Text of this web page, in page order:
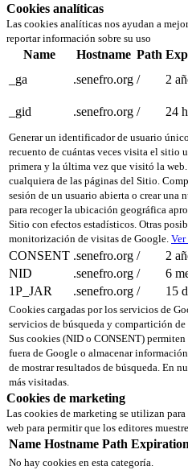
Cookies analíticas
Las cookies analíticas nos ayudan a
reportar información sobre su uso
Name Hostname Path
_ga
.senefro.org / 2
_gid
.senefro.org / 24
Generar un identificador de usuario
recuento de cuántas veces visita el sitio
primera y la última vez que visitó la
cualquiera de las páginas del Sitio.
sesión de un usuario abierta o crear una
para recoger la ubicación geográfica
Sitio con efectos estadísticos. Otras
monitorización de visitas de Google.
CONSENT .senefro.org /
2
NID
.senefro.org /
6
1P_JAR
.senefro.org / 15
Cookies cargadas por los servicios de
servicios de búsqueda y compartición
Sus cookies (NID o CONSENT)
fuera de Google o almacenar
de mostrar resultados de búsqueda. En
más visitadas.
Cookies de marketing
Las cookies de marketing se utilizan
web para permitir que los editores
Name Hostname Path Expiration
No hay cookies en esta categoría.